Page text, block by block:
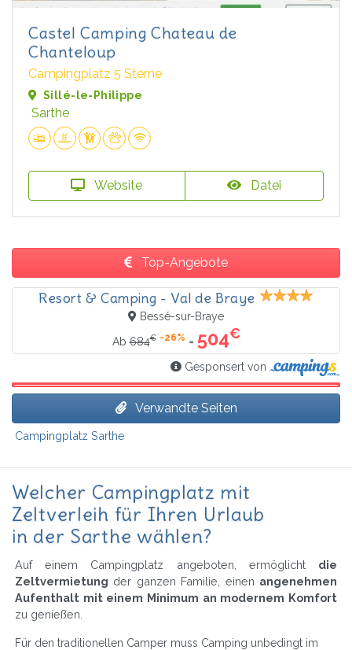
Castel Camping Chateau de
Chanteloup
Campingplatz 5 Sterne
Sillé-le-Philippe
Sarthe
Website Datei
Top-Angebote
Resort & Camping - Val de Braye
Bessé-sur-Braye
Ab684€ -26% = 504€
Gesponsert von
Verwandte Seiten
Campingplatz Sarthe
Welcher Campingplatz mit
Zeltverleih für Ihren Urlaub
in der Sarthe wählen?
Auf einem Campingplatz angeboten, ermöglicht die
Zeltvermietung der ganzen Familie, einen angenehmen
Aufenthalt mit einem Minimum an modernem Komfort
zu genießen.
Für den traditionellen Camper muss Camping unbedingt im